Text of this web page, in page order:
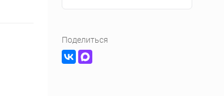
Поделиться